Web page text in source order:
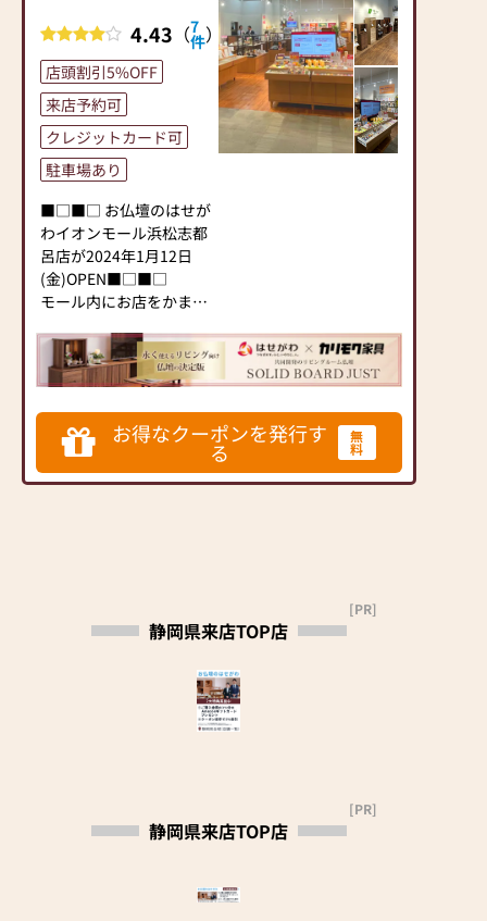
4.43 （7
件）
店頭割引5%OFF
来店予約可
クレジットカード可
駐車場あり
■□■□ お仏壇のはせが
わイオンモール浜松志都
呂店が2024年1月12日
(金)OPEN■□■□
モール内にお店をかま
す。
ぜひお立ち寄りくださ
い。ご来店をお待ちして
おります。
▶「お手々のしわとしわ
を合わせてしあわせ なー
と、モダンなインテリア
にマッチするお仏壇を展
切・丁寧な説明と対応を
お得なクーポンを発行す
る
無
料
静岡県来店TOP店
[PR]
静岡県来店TOP店
[PR]